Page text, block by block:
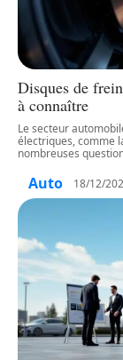
Disques de
à connaître
Le secteur
électriques, comme
nombreuses
Auto 18/12/